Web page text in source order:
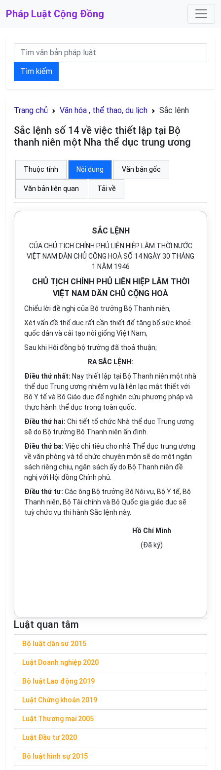
Pháp Luật Cộng Đồng
Tìm kiếm
Trang chủ Văn hóa , thể thao, du lịch Sắc lệnh
Sắc lệnh số 14 về việc thiết lập tại Bộ
thanh niên một Nha thể dục trung ương
Thuộc tính Nội dung Văn bản gốc
Văn bản liên quan Tải về
SẮC LỆNH
CỦA CHỦ TỊCH CHÍNH PHỦ LIÊN HIỆP LÂM THỜI NƯỚC
VIỆT NAM DÂN CHỦ CỘNG HOÀ SỐ 14 NGÀY 30 THÁNG
1 NĂM 1946
CHỦ TỊCH CHÍNH PHỦ LIÊN HIỆP LÂM THỜI
VIỆT NAM DÂN CHỦ CỘNG HOÀ
Chiểu lời đề nghị của Bộ trưởng Bộ Thanh niên,
Xét vấn đề thể dục rất cần thiết để tăng bổ sức khoẻ
quốc dân và cải tạo nòi giống Việt Nam,
Sau khi Hội đồng bộ trưởng đã thoả thuận;
RA SẮC LỆNH:
Điều thứ nhất: Nay thiết lập tại Bộ Thanh niên một nhà
thể dục Trung ương nhiệm vụ là liên lạc mật thiết với
Bộ Y tế và Bộ Giáo dục để nghiên cứu phương pháp và
thực hành thể dục trong toàn quốc.
Điều thứ hai: Chi tiết tổ chức Nhà thể dục Trung ương
sẽ do Bộ trưởng Bộ Thanh niên ấn định.
Điều thứ ba: Việc chi tiêu cho nhà Thể dục trung ương
về văn phòng và tổ chức chuyên môn sẽ do một ngân
sách riêng chịu, ngân sách ấy do Bộ Thanh niên đề
nghị với Hội đồng Chính phủ.
Điều thứ tư: Các ông Bộ trưởng Bộ Nội vụ, Bộ Y tế, Bộ
Thanh niên, Bộ Tài chính và Bộ Quốc gia giáo dục sẽ
tuỳ chức vụ thi hành Sắc lệnh này.
Hồ Chí Minh
(Đã ký)
Luật quan tâm
Bộ luật dân sự 2015
Luật Doanh nghiệp 2020
Bộ luật Lao động 2019
Luật Chứng khoán 2019
Luật Thương mại 2005
Luật Đầu tư 2020
Bộ luật hình sự 2015